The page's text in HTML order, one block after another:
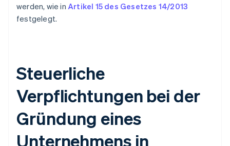
werden, wie in Artikel 15 des Gesetzes 14/2013
festgelegt.
Steuerliche
Verpflichtungen bei der
Gründung eines
Unternehmens in